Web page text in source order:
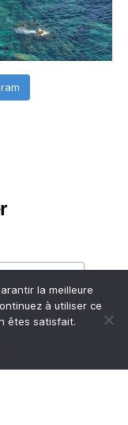
la meilleure
à utiliser ce
êtes satisfait.